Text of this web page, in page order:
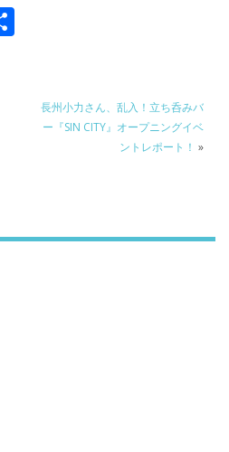
長州小力さん、乱入！立ち呑みバ
ー『SIN CITY』オープニングイベ
ントレポート！ »